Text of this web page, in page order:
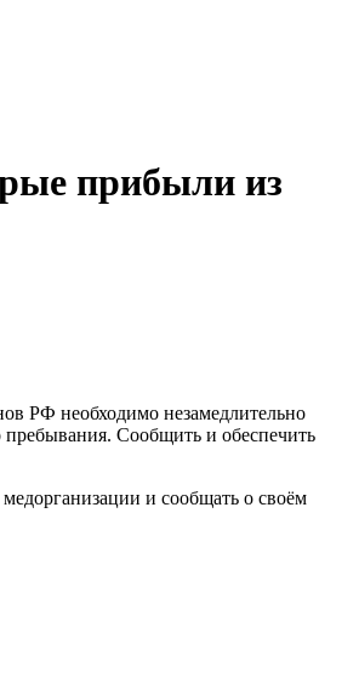
прибыли из
РФ необходимо незамедлительно
Сообщить и обеспечить
и сообщать о своём